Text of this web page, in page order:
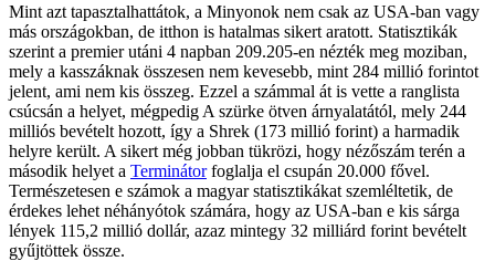
Mint azt tapasztalhattátok, a Minyonok nem csak az USA-ban vagy
más országokban, de itthon is hatalmas sikert aratott. Statisztikák
szerint a premier utáni 4 napban 209.205-en nézték meg moziban,
mely a kasszáknak összesen nem kevesebb, mint 284 millió forintot
jelent, ami nem kis összeg. Ezzel a számmal át is vette a ranglista
csúcsán a helyet, mégpedig A szürke ötven árnyalatától, mely 244
milliós bevételt hozott, így a Shrek (173 millió forint) a harmadik
helyre került. A sikert még jobban tükrözi, hogy nézőszám terén a
második helyet a Terminátorfoglalja el csupán 20.000 fővel.
Természetesen e számok a magyar statisztikákat szemléltetik, de
érdekes lehet néhányótok számára, hogy az USA-ban e kis sárga
lények 115,2 millió dollár, azaz mintegy 32 milliárd forint bevételt
gyűjtöttek össze.